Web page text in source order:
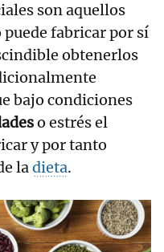
son aquellos
fabricar por sí
obtenerlos
bajo condiciones
o estrés el
y por tanto
ladieta.